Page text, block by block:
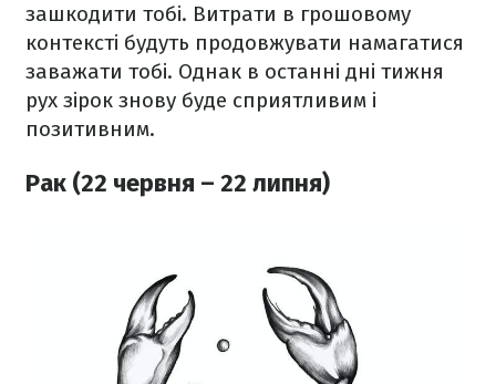
зашкодити тобі. Витрати в грошовому
контексті будуть продовжувати намагатися
заважати тобі. Однак в останні дні тижня
рух зірок знову буде сприятливим і
позитивним.
Рак (22 червня – 22 липня)